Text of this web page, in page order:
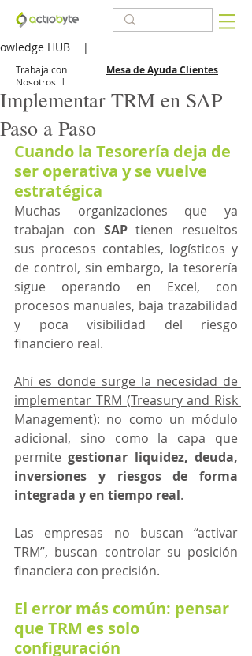
HUB |
Trabaja con
Nosotros |
Mesa de Ayuda Clientes
Implementar TRM en SAP
Paso a Paso
Cuando la Tesorería deja de
ser operativa y se vuelve
estratégica
Muchas organizaciones que ya
trabajan con SAP tienen resueltos
sus procesos contables, logísticos y
de control, sin embargo, la tesorería
sigue operando en Excel, con
procesos manuales, baja trazabilidad
y poca visibilidad del riesgo
financiero real.
Ahí es donde surge la necesidad de
implementar TRM (Treasury and Risk
Management): no como un módulo
adicional, sino como la capa que
permite gestionar liquidez, deuda,
inversiones y riesgos de forma
integrada y en tiempo real.
Las empresas no buscan “activar
TRM”, buscan controlar su posición
financiera con precisión.
El error más común: pensar
que TRM es solo
configuración